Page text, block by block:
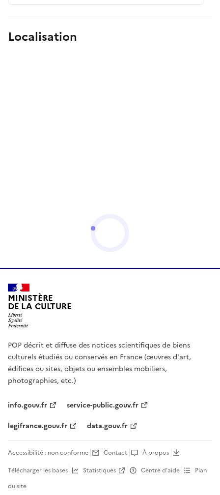
Localisation
MINISTÈRE
DE LA CULTURE
POP décrit et diffuse des notices scientifiques de biens
culturels étudiés ou conservés en France (œuvres d'art,
édifices ou sites, objets ou ensembles mobiliers,
photographies, etc.)
info.gouv.fr
service-public.gouv.fr
legifrance.gouv.fr
data.gouv.fr
Accessibilité : non conforme Contact
À propos
Télécharger les bases
Statistiques Centre d’aide
Plan
du site